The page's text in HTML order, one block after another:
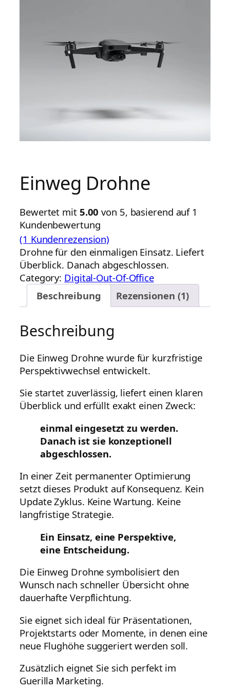
Einweg Drohne
Bewertet mit 5.00 von 5, basierend auf 1
Kundenbewertung
(1 Kundenrezension)
Drohne für den einmaligen Einsatz. Liefert
Überblick. Danach abgeschlossen.
Category: Digital-Out-Of-Office
Beschreibung
Rezensionen (1)
Beschreibung
Die Einweg Drohne wurde für kurzfristige
Perspektivwechsel entwickelt.
Sie startet zuverlässig, liefert einen klaren
Überblick und erfüllt exakt einen Zweck:
einmal eingesetzt zu werden.
Danach ist sie konzeptionell
abgeschlossen.
In einer Zeit permanenter Optimierung
setzt dieses Produkt auf Konsequenz. Kein
Update Zyklus. Keine Wartung. Keine
langfristige Strategie.
Ein Einsatz, eine Perspektive,
eine Entscheidung.
Die Einweg Drohne symbolisiert den
Wunsch nach schneller Übersicht ohne
dauerhafte Verpflichtung.
Sie eignet sich ideal für Präsentationen,
Projektstarts oder Momente, in denen eine
neue Flughöhe suggeriert werden soll.
Zusätzlich eignet Sie sich perfekt im
Guerilla Marketing.